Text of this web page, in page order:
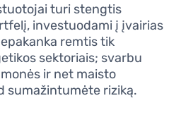
turi stengtis
investuodami į įvairias
remtis tik
sektoriais; svarbu
ir net maisto
sumažintumėte riziką.